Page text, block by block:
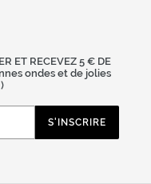
ET RECEVEZ 5 € DE
ondes et de jolies
S'INSCRIRE